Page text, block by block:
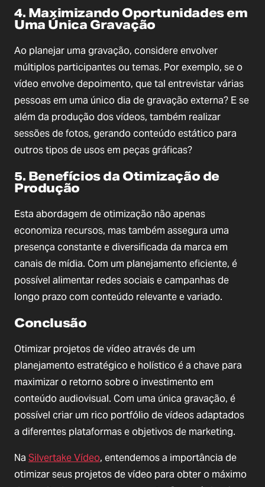
4. Maximizando Oportunidades em
Uma Única Gravação
Ao planejar uma gravação, considere envolver
múltiplos participantes ou temas. Por exemplo, se o
vídeo envolve depoimento, que tal entrevistar várias
pessoas em uma único dia de gravação externa? E se
além da produção dos vídeos, também realizar
sessões de fotos, gerando conteúdo estático para
outros tipos de usos em peças gráficas?
5. Benefícios da Otimização de
Produção
Esta abordagem de otimização não apenas
economiza recursos, mas também assegura uma
presença constante e diversificada da marca em
canais de mídia. Com um planejamento eficiente, é
possível alimentar redes sociais e campanhas de
longo prazo com conteúdo relevante e variado.
Conclusão
Otimizar projetos de vídeo através de um
planejamento estratégico e holístico é a chave para
maximizar o retorno sobre o investimento em
conteúdo audiovisual. Com uma única gravação, é
possível criar um rico portfólio de vídeos adaptados
a diferentes plataformas e objetivos de marketing.
Na Silvertake Vídeo, entendemos a importância de
otimizar seus projetos de vídeo para obter o máximo